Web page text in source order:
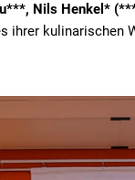
Nils Henkel*
ihrer kulinarischen